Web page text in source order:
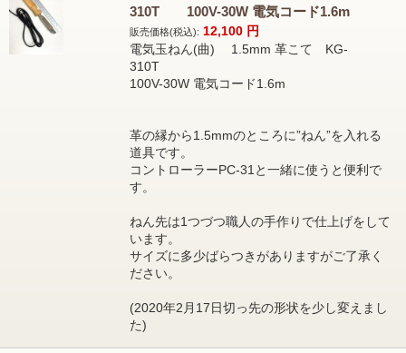
310T 100V-30W 電気コード1.6m
販売価格(税込): 12,100 円
電気玉ねん(曲) 1.5mm 革こて KG-
310T
100V-30W 電気コード1.6m
革の縁から1.5mmのところに”ねん”を入れる
道具です。
コントローラーPC-31と一緒に使うと便利で
す。
ねん先は1つづつ職人の手作りで仕上げをして
います。
サイズに多少ばらつきがありますがご了承く
ださい。
(2020年2月17日切っ先の形状を少し変えまし
た)